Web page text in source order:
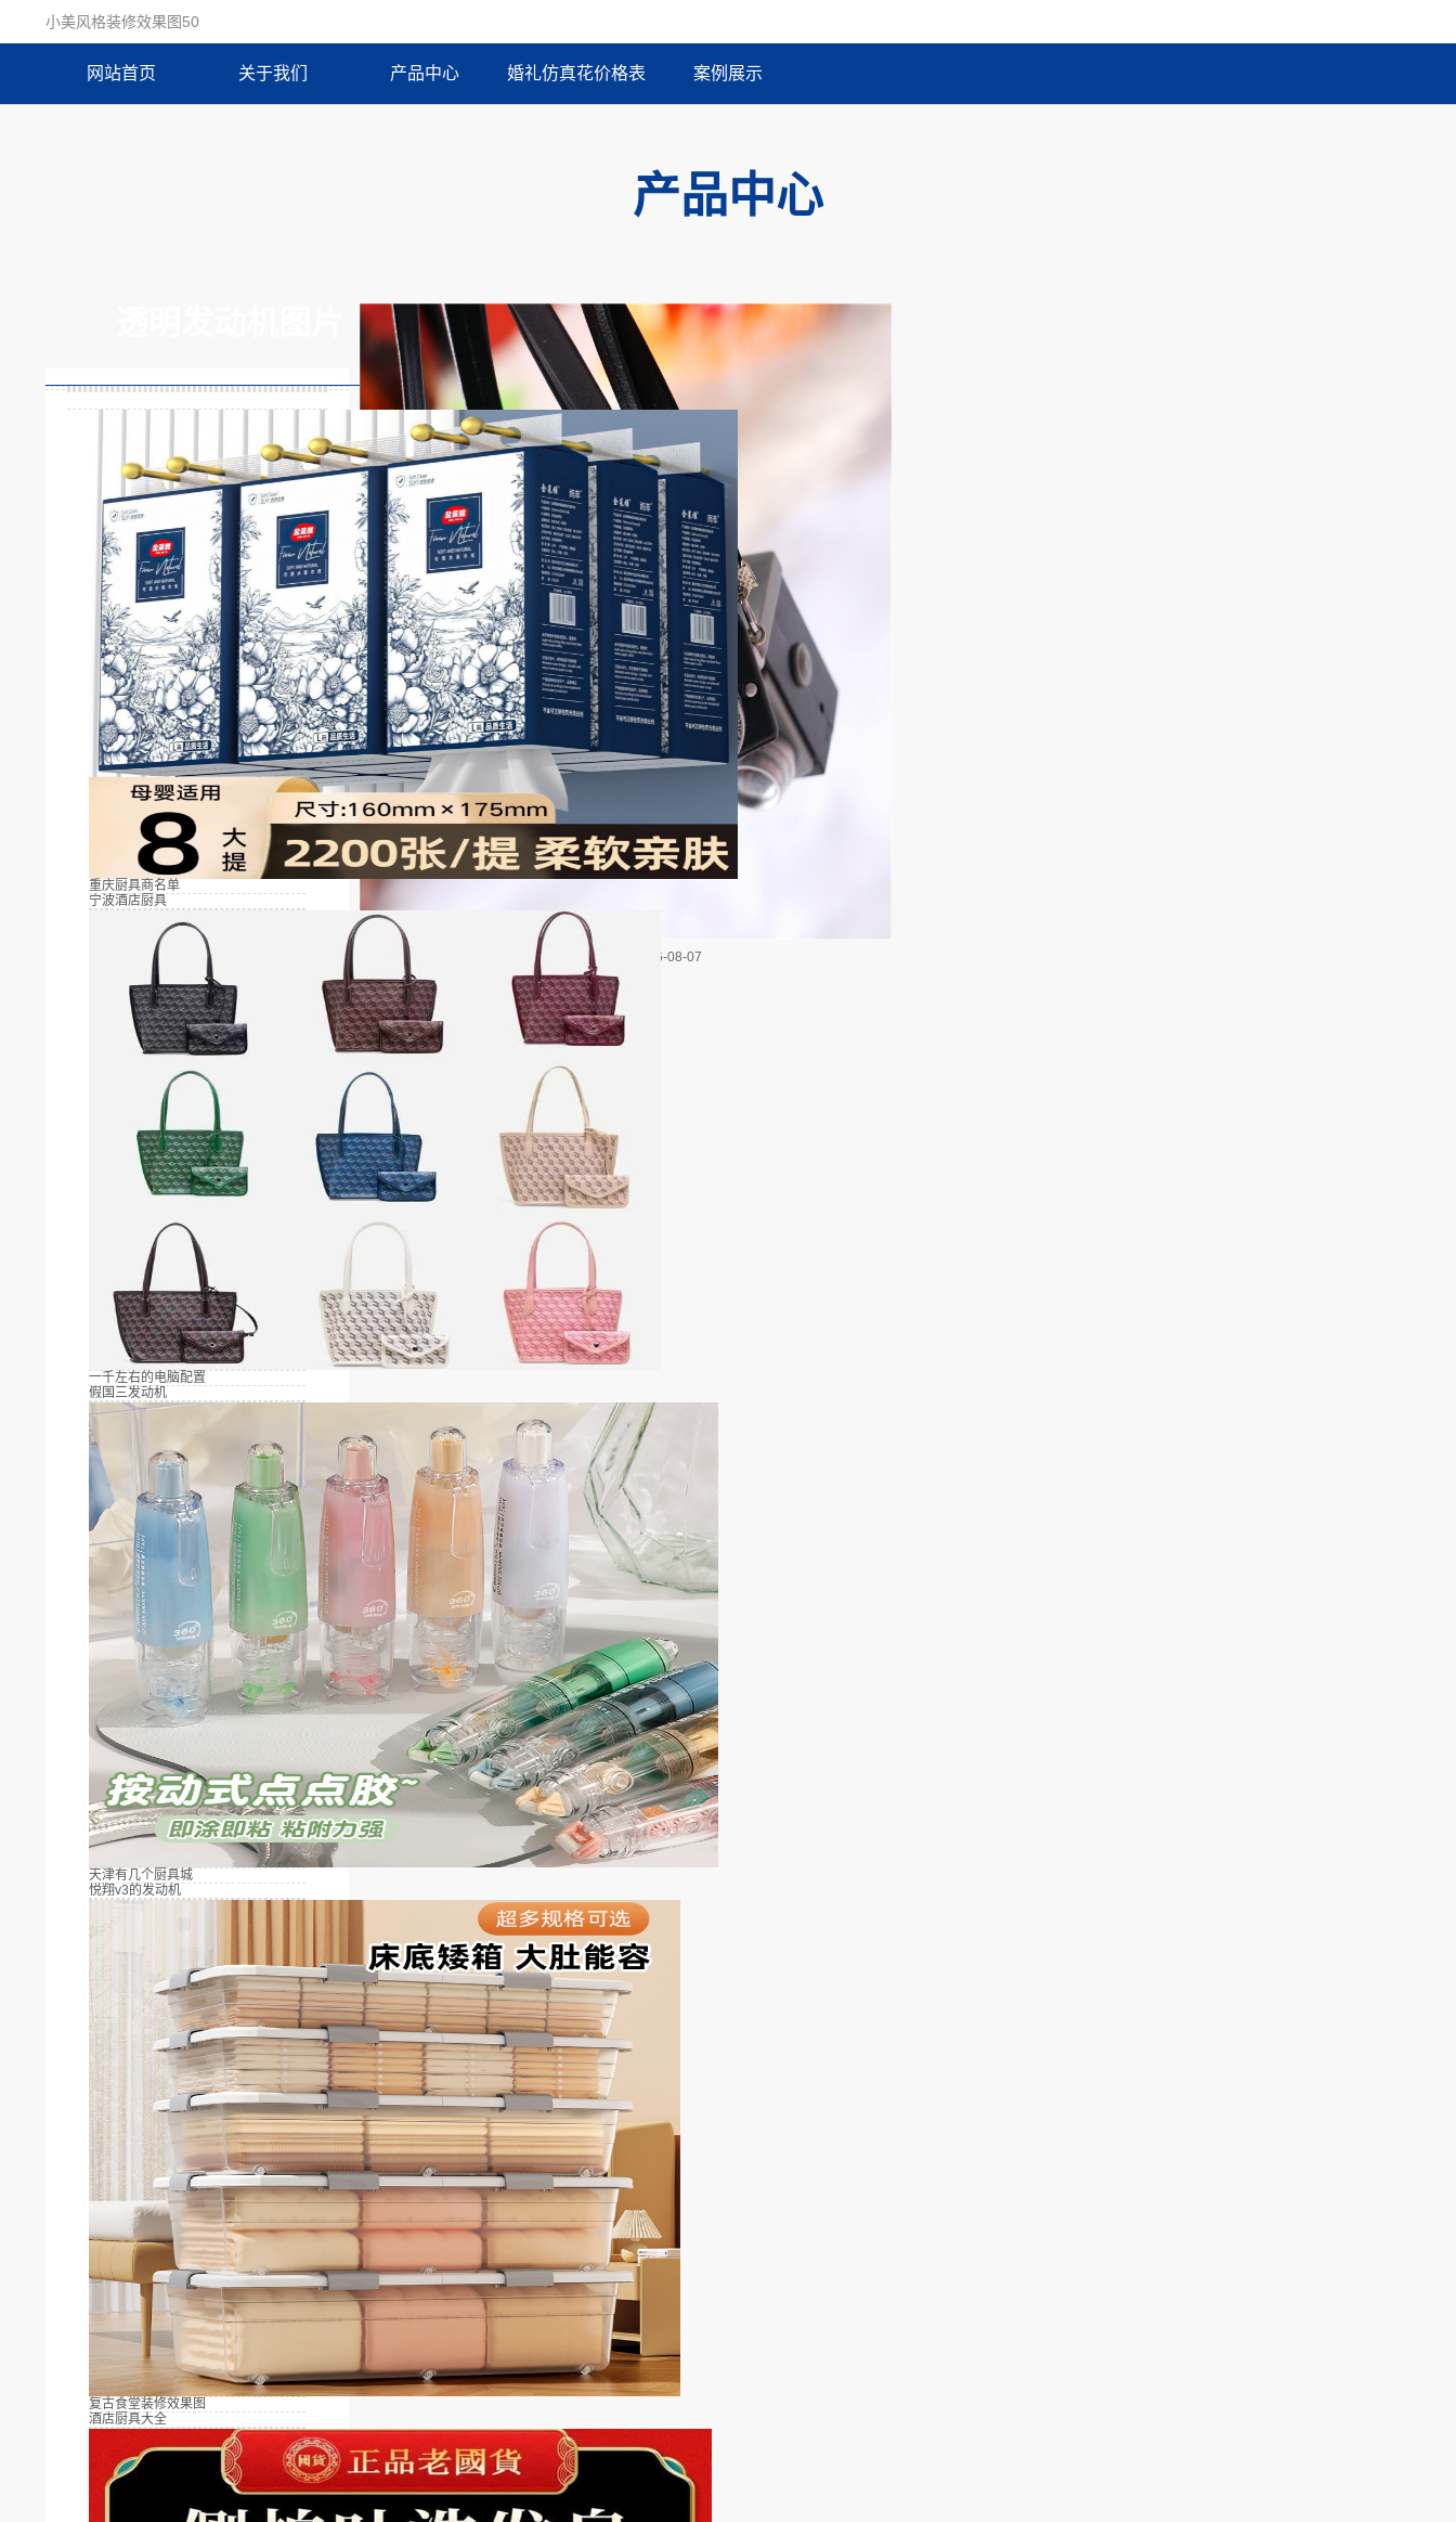
小美风格装修效果图50
网站首页 关于我们 产品中心 婚礼仿真花价格表 案例展示
产品中心
重庆厨具商名单
宁波酒店厨具
一千左右的电脑配置
假国三发动机
天津有几个厨具城
悦翔v3的发动机
复古食堂装修效果图
酒店厨具大全
2026-08-07